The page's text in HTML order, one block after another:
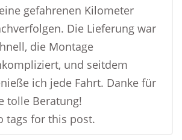
gefahrenen Kilometer
Die Lieferung war
die Montage
und seitdem
ich jede Fahrt. Danke für
tolle Beratung!
tags for this post.